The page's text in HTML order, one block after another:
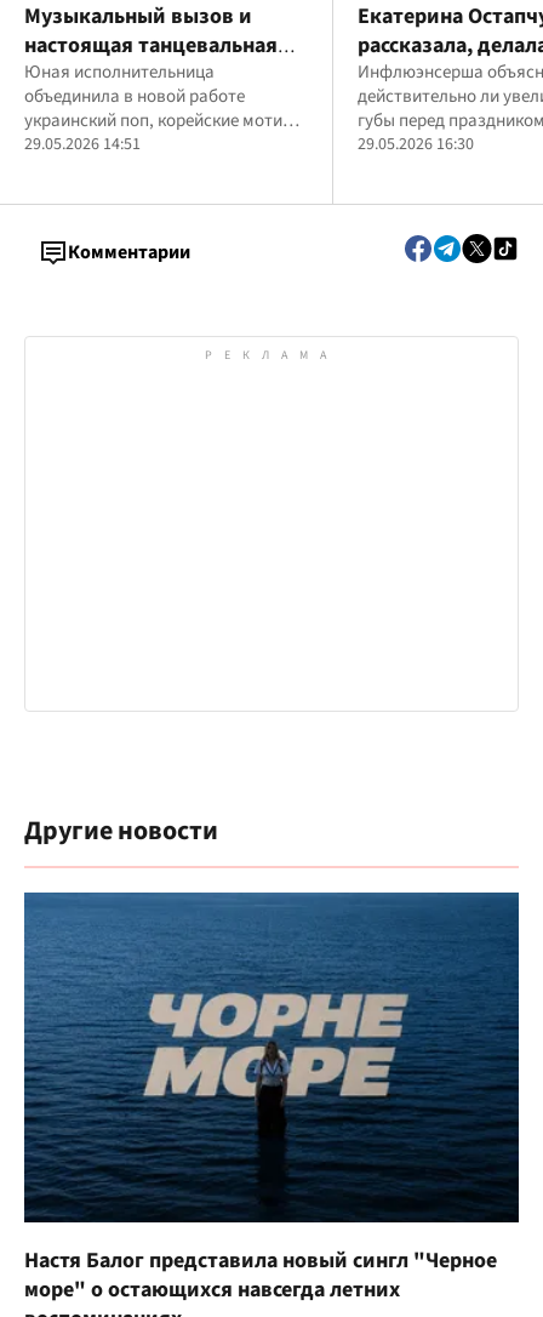
Музыкальный вызов и
настоящая танцевальная
дерзость в новой работе "З
DEMI"
Юная исполнительница
объединила в новой работе
украинский поп, корейские мотивы
и урбан-эстетику Ивано-
29.05.2026 14:51
Екатерина
рассказала,
инъекции
свадьбой
Инфлюэнсерша
действительно ли
губы перед
29.05.2026 16:30
Комментарии
Другие новости
Настя Балог представила новый сингл "Черное
море" о остающихся навсегда летних